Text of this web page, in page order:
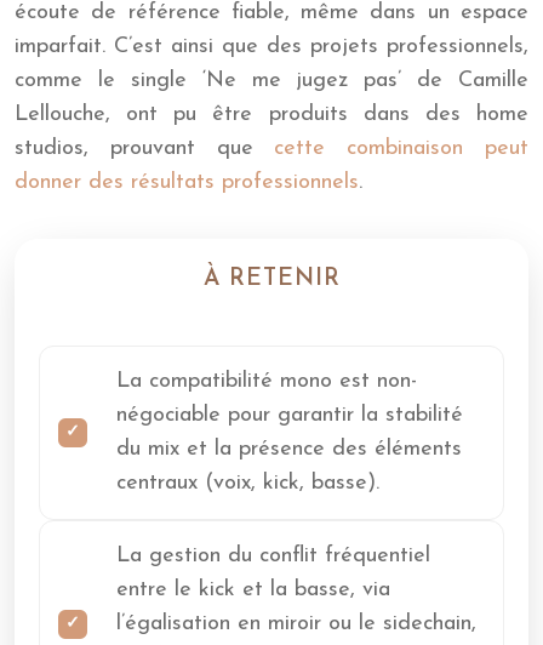
écoute de référence fiable, même dans un espace
imparfait. C’est ainsi que des projets professionnels,
comme le single ‘Ne me jugez pas’ de Camille
Lellouche, ont pu être produits dans des home
studios, prouvant que cette combinaison peut
donner des résultats professionnels.
À RETENIR
La compatibilité mono est non-
négociable pour garantir la stabilité
du mix et la présence des éléments
centraux (voix, kick, basse).
La gestion du conflit fréquentiel
entre le kick et la basse, via
l’égalisation en miroir ou le sidechain,